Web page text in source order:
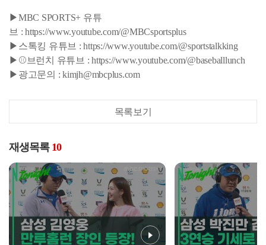
▶MBC SPORTS+ 유튜
브 : https://www.youtube.com/@MBCsportsplus
▶스톡킹 유튜브 : https://www.youtube.com/@sportstalkking
▶⚾브런치 유튜브 : https://www.youtube.com/@baseballlunch
▶광고문의 : kimjh@mbcplus.com
목록보기
재생목록 10